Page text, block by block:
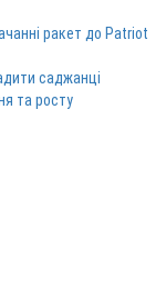
ракет до Patriot
саджанці
та росту